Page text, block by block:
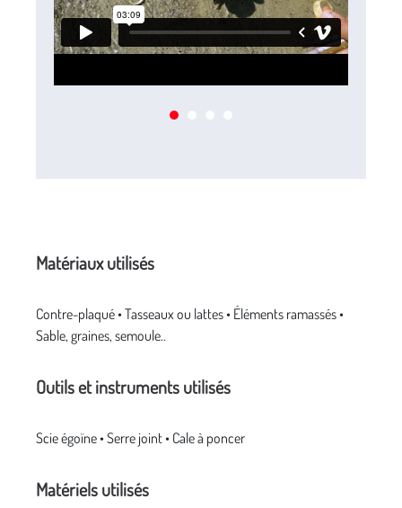
Matériaux utilisés
Contre-plaqué • Tasseaux ou lattes • Éléments ramassés •
Sable, graines, semoule..
Outils et instruments utilisés
Scie égoïne • Serre joint • Cale à poncer
Matériels utilisés